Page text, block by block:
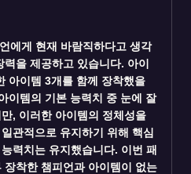
에게 현재 바람직하다고 생각
을 제공하고 있습니다. 아이
아이템 3개를 함께 장착했을
이템의 기본 능력치 중 눈에 잘
, 이러한 아이템의 정체성을
관적으로 유지하기 위해 핵심
력치는 유지했습니다. 이번 패
착한 챔피언과 아이템이 없는